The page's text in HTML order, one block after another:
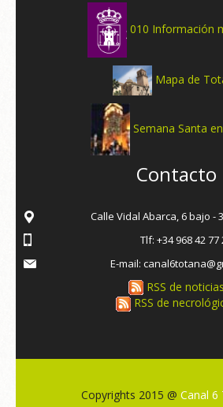
010 Información
Mapa de
Semana Santa
Contacto
Calle Vidal Abarca, 6 bajo -
Tlf: +34 968 42 77
E-mail:
RSS de noticias
RSS de
Copyrights 2015 @ Canal 6